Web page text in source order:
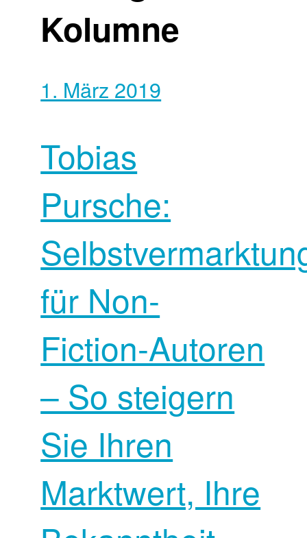
Kolumne
1. März 2019
Tobias
Pursche:
für Non-
Fiction-Autoren
– So steigern
Sie Ihren
Marktwert, Ihre